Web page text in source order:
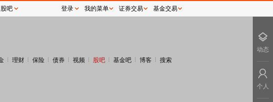
理财 保险 债券 视频 股吧 基金吧 博客 搜索
股吧 登录 我的菜单 证券交易 基金交易
动态
个人